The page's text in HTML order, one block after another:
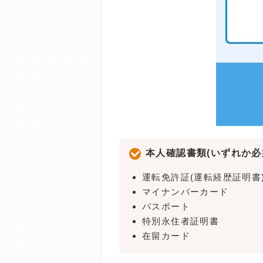
本人確認書類(いずれか
運転免許証(運転経歴証明
マイナンバーカード
パスポート
特別永住者証明書
在留カード